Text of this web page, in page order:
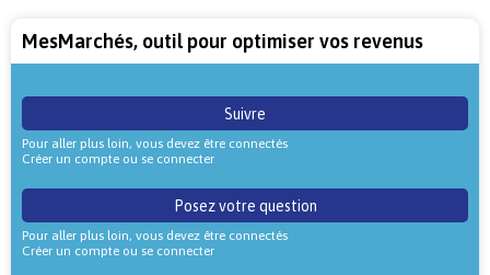
MesMarchés, outil pour optimiser vos revenus
Suivre
Pour aller plus loin, vous devez être connectés
Créer un compte ou se connecter
Posez votre question
Pour aller plus loin, vous devez être connectés
Créer un compte ou se connecter